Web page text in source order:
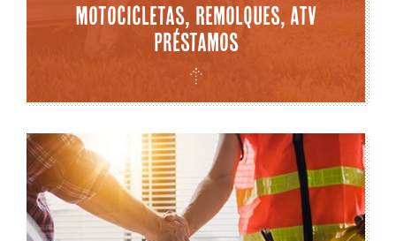
Motocicletas, Remolques, ATV
Préstamos